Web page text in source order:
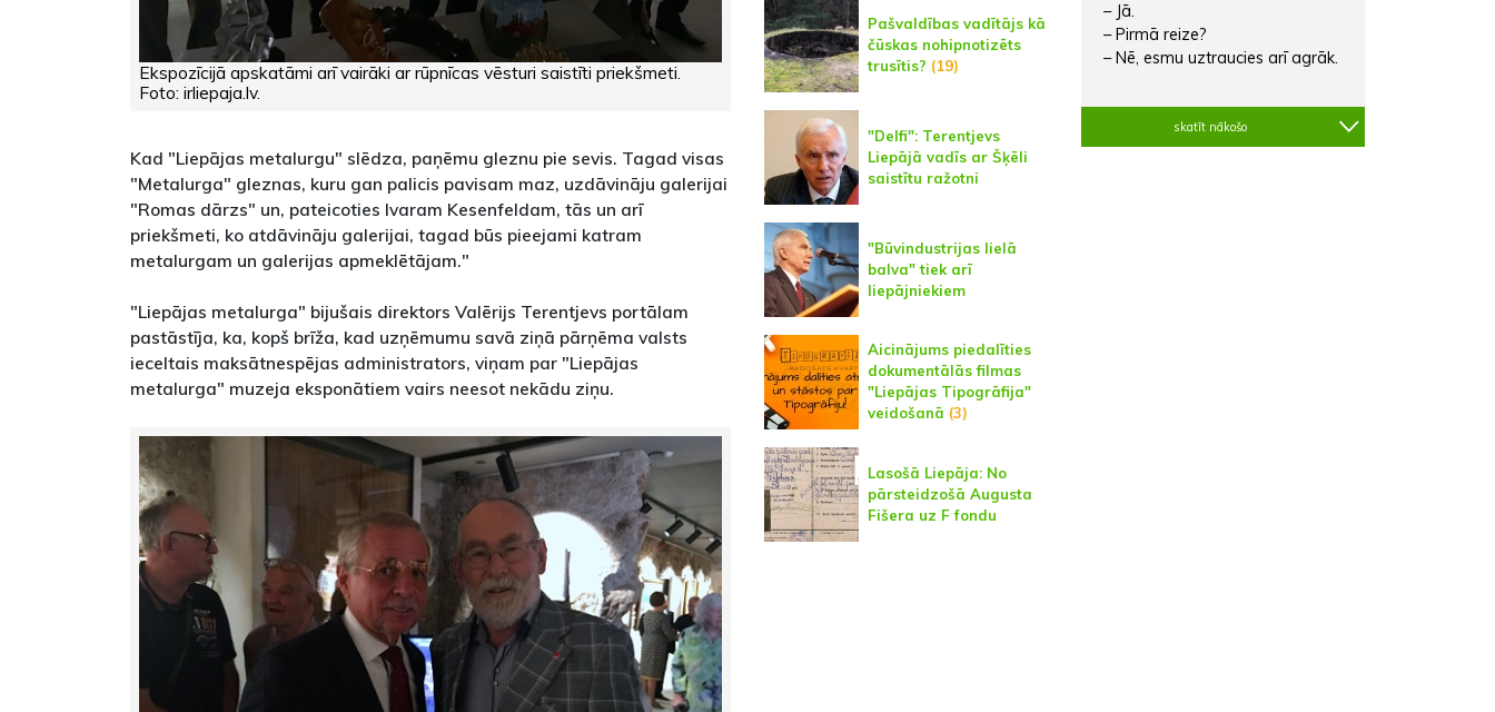
Ekspozīcijā apskatāmi arī vairāki ar rūpnīcas vēsturi saistīti priekšmeti.
Foto: irliepaja.lv.
Kad "Liepājas metalurgu" slēdza, paņēmu gleznu pie sevis. Tagad visas
"Metalurga" gleznas, kuru gan palicis pavisam maz, uzdāvināju galerijai
"Romas dārzs" un, pateicoties Ivaram Kesenfeldam, tās un arī
priekšmeti, ko atdāvināju galerijai, tagad būs pieejami katram
metalurgam un galerijas apmeklētājam."
"Liepājas metalurga" bijušais direktors Valērijs Terentjevs portālam
pastāstīja, ka, kopš brīža, kad uzņēmumu savā ziņā pārņēma valsts
ieceltais maksātnespējas administrators, viņam par "Liepājas
metalurga" muzeja eksponātiem vairs neesot nekādu ziņu.
Pašvaldības vadītājs kā
čūskas nohipnotizēts
trusītis? (19)
"Delfi": Terentjevs
Liepājā vadīs ar Šķēli
saistītu ražotni
"Būvindustrijas lielā
balva" tiek arī
liepājniekiem
Aicinājums piedalīties
dokumentālās filmas
"Liepājas Tipogrāfija"
veidošanā (3)
Lasošā Liepāja: No
pārsteidzošā Augusta
Fišera uz F fondu
– Jā.
– Pirmā reize?
– Nē, esmu uztraucies arī agrāk.
skatīt nākošo